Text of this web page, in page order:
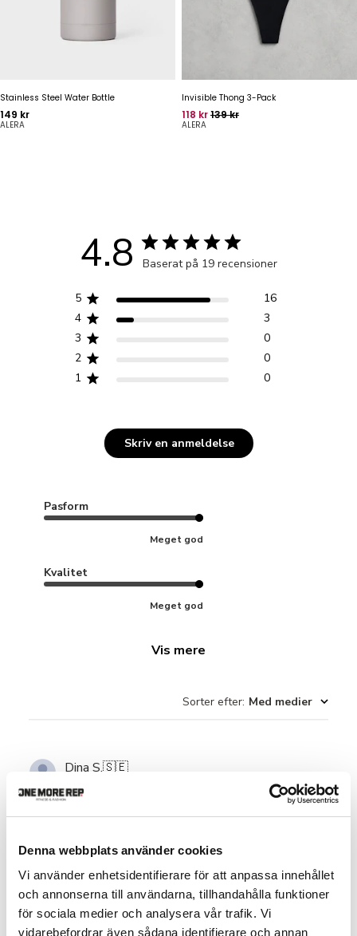
Denna webbplats använder cookies
Vi använder enhetsidentifierare för att anpassa innehållet
och annonserna till användarna, tillhandahålla funktioner
för sociala medier och analysera vår trafik. Vi
vidarebefordrar även sådana identifierare och annan
Stainless Steel Water Bottle
Pris
149 kr
ALERA
Invisible Thong 3-Pack
Pris
118 krOprindelig pris
139 kr
ALERA
4.8 Baserat på 19 recensioner
5
16
4
3
3
0
2
0
1
0
Skriv en anmeldelse
Pasform
Meget god
Kvalitet
Meget god
Vis mere
Sorter efter: Med medier
Dina S.🇸🇪
Verificeret køber
hög kvalitet och snabb leverans
Produktanmeldt: Training Socks 3-Pack